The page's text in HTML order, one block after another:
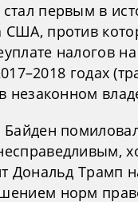
первым в
США, против
налогов
годах
незаконном
Дональд Трамп
норм